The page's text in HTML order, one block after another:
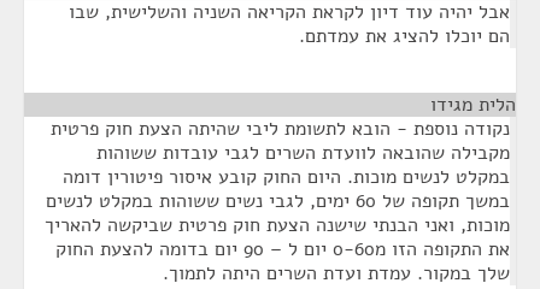
אבל יהיה עוד דיון לקראת הקריאה השניה והשלישית, שבו
הם יוכלו להציג את עמדתם.
הלית מגידו
נקודה נוספת - הובא לתשומת ליבי שהיתה הצעת חוק פרטית
מקבילה שהובאה לוועדת השרים לגבי עובדות ששוהות
במקלט לנשים מוכות. היום החוק קובע איסור פיטורין דומה
במשך תקופה של 60 ימים, לגבי נשים ששוהות במקלט לנשים
מוכות, ואני הבנתי שישנה הצעת חוק פרטית שביקשה להאריך
את התקופה הזו מ0-60 יום ל – 90 יום בדומה להצעת החוק
שלך במקור. עמדת ועדת השרים היתה לתמוך.